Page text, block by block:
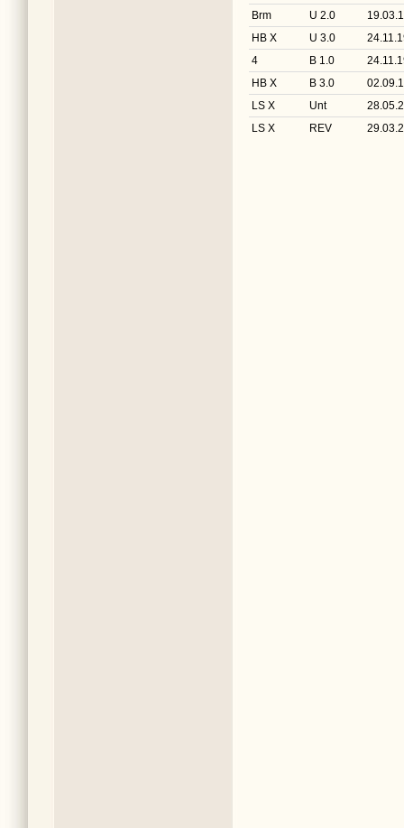
Brm
U 2.0
HB X
U 3.0
4
B 1.0
HB X
B 3.0
LS X
Unt
LS X
REV